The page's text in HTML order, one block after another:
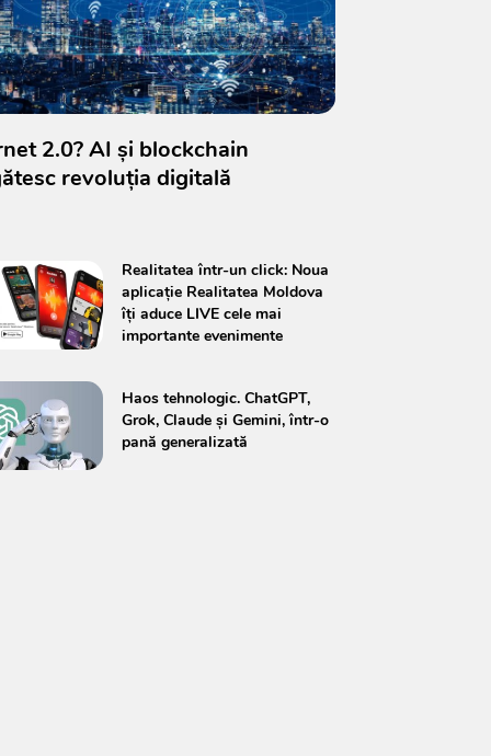
2.0? AI și blockchain
revoluția digitală
Realitatea într-un click: Noua
aplicație Realitatea Moldova
îți aduce LIVE cele mai
importante evenimente
Haos tehnologic. ChatGPT,
Grok, Claude și Gemini, într-o
pană generalizată